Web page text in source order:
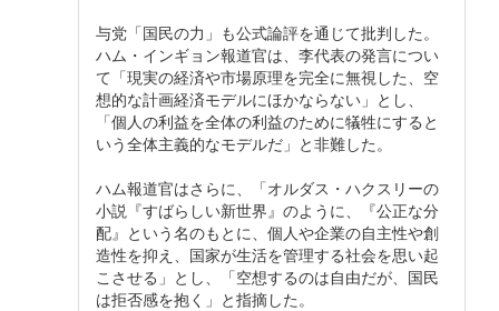
与党「国民の力」も公式論評を通じて批判した。
ハム・インギョン報道官は、李代表の発言につい
て「現実の経済や市場原理を完全に無視した、空
想的な計画経済モデルにほかならない」とし、
「個人の利益を全体の利益のために犠牲にすると
いう全体主義的なモデルだ」と非難した。
ハム報道官はさらに、「オルダス・ハクスリーの
小説『すばらしい新世界』のように、『公正な分
配』という名のもとに、個人や企業の自主性や創
造性を抑え、国家が生活を管理する社会を思い起
こさせる」とし、「空想するのは自由だが、国民
は拒否感を抱く」と指摘した。